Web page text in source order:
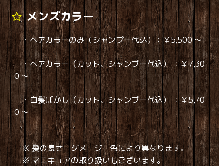
メンズカラー
・ヘアカラーのみ（シャンプー代込）：￥5,500 ～
・ヘアカラー（カット、シャンプー代込） ：￥7,30
0 ～
・白髪ぼかし（カット、シャンプー代込） ：￥5,70
0 ～
※ 髪の長さ・ダメージ・色により異なります。
※ マニキュアの取り扱いもございます。